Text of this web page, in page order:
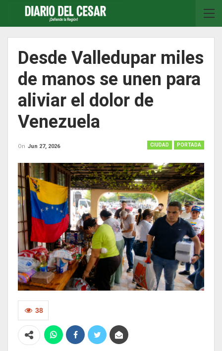
Desde Valledupar miles
de manos se unen para
aliviar el dolor de
Venezuela
CIUDAD PORTADA
On Jun 27, 2026
38